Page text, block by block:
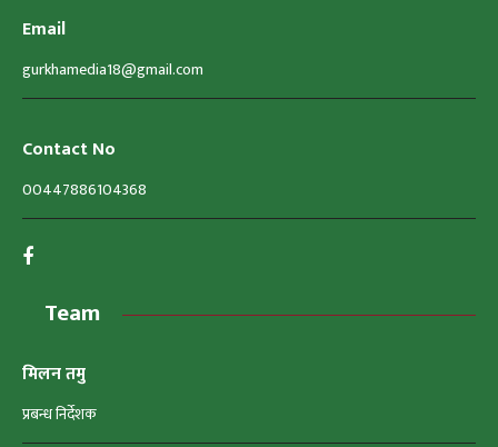
Email
gurkhamedia18@gmail.com
Contact No
00447886104368
Team
मिलन तमु
प्रबन्ध निर्देशक